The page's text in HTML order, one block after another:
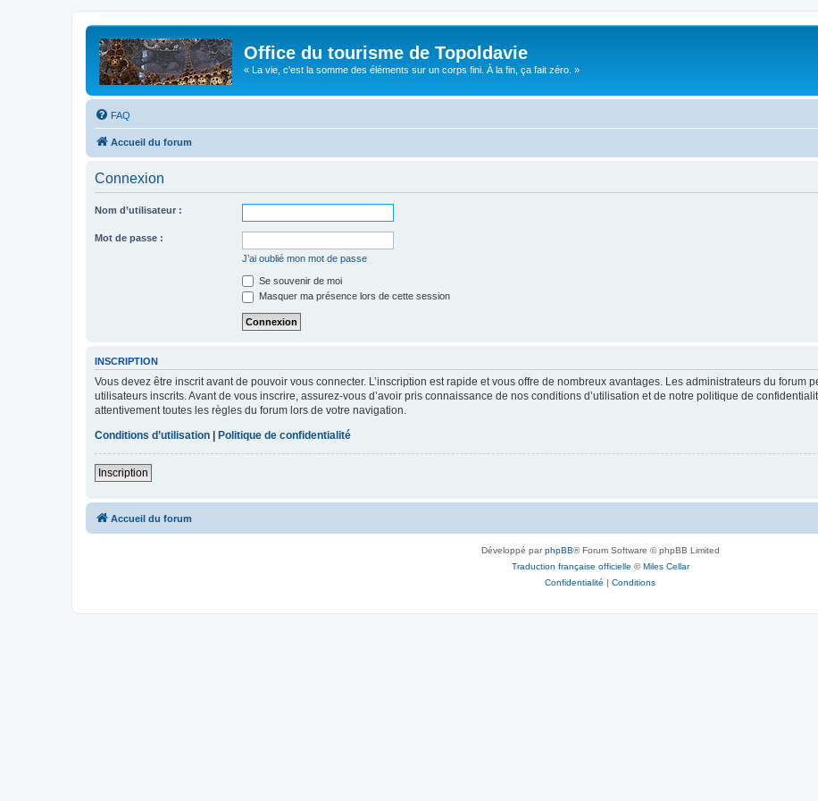
Office du tourisme de Topoldavie
« La vie, c'est la somme des éléments sur un corps fini. À la fin, ça fait zéro. »
FAQ
Accueil du forum
Connexion
Nom d’utilisateur :
Mot de passe :
J’ai oublié mon mot de passe
Se souvenir de moi
Masquer ma présence lors de cette session
INSCRIPTION
Vous devez être inscrit avant de pouvoir vous connecter. L’inscription est rapide et vous offre de nombreux avantages. Les administrateurs du
utilisateurs inscrits. Avant de vous inscrire, assurez-vous d’avoir pris connaissance de nos conditions d’utilisation et de notre politique de
attentivement toutes les règles du forum lors de votre navigation.
Conditions d’utilisation
Politique de confidentialité
Inscription
Accueil du forum
Développé parphpBB® Forum Software © phpBB Limited
Traduction française officielle ©Miles Cellar
Confidentialité | Conditions